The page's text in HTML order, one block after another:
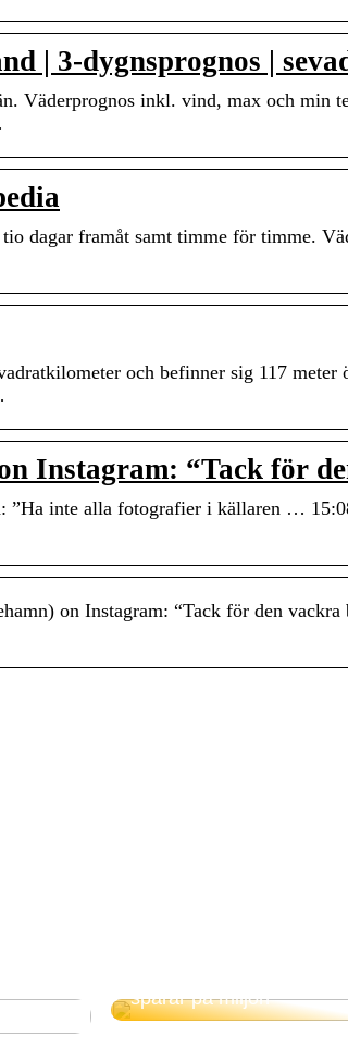
| 3-dygnsprognos |
Väderprognos inkl. vind, max och min
dagar framåt samt timme för timme.
och befinner sig 117 meter
Instagram: “Tack för
”Ha inte alla fotografier i källaren …
on Instagram: “Tack för den vackra
sparar på miljön